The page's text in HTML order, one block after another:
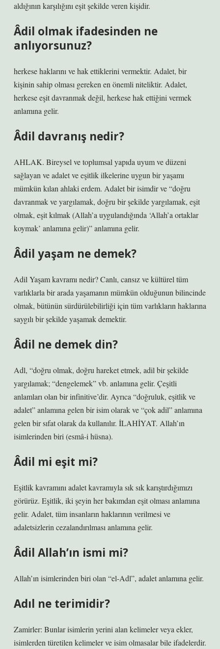
aldığının karşılığını eşit şekilde veren kişidir.
Âdil olmak ifadesinden ne
anlıyorsunuz?
herkese haklarını ve hak ettiklerini vermektir. Adalet, bir
kişinin sahip olması gereken en önemli niteliktir. Adalet,
herkese eşit davranmak değil, herkese hak ettiğini vermek
anlamına gelir.
Âdil davranış nedir?
AHLAK. Bireysel ve toplumsal yapıda uyum ve düzeni
sağlayan ve adalet ve eşitlik ilkelerine uygun bir yaşamı
mümkün kılan ahlaki erdem. Adalet bir isimdir ve “doğru
davranmak ve yargılamak, doğru bir şekilde yargılamak, eşit
olmak, eşit kılmak (Allah’a uygulandığında ‘Allah’a ortaklar
koymak’ anlamına gelir)” anlamına gelir.
Âdil yaşam ne demek?
Adil Yaşam kavramı nedir? Canlı, cansız ve kültürel tüm
varlıklarla bir arada yaşamanın mümkün olduğunun bilincinde
olmak, bütünün sürdürülebilirliği için tüm varlıkların haklarına
saygılı bir şekilde yaşamak demektir.
Âdil ne demek din?
Adl, “doğru olmak, doğru hareket etmek, adil bir şekilde
yargılamak; “dengelemek” vb. anlamına gelir. Çeşitli
anlamları olan bir infinitive’dir. Ayrıca “doğruluk, eşitlik ve
adalet” anlamına gelen bir isim olarak ve “çok adil” anlamına
gelen bir sıfat olarak da kullanılır. İLAHİYAT. Allah’ın
isimlerinden biri (esmâ-i hüsna).
Âdil mi eşit mi?
Eşitlik kavramını adalet kavramıyla sık sık karıştırdığımızı
görürüz. Eşitlik, iki şeyin her bakımdan eşit olması anlamına
gelir. Adalet, tüm insanların haklarının verilmesi ve
adaletsizlerin cezalandırılması anlamına gelir.
Âdil Allah’ın ismi mi?
Allah’ın isimlerinden biri olan “el-Adl”, adalet anlamına gelir.
Adıl ne terimidir?
Zamirler: Bunlar isimlerin yerini alan kelimeler veya ekler,
isimlerden türetilen kelimeler ve isim olmasalar bile ifadelerdir.